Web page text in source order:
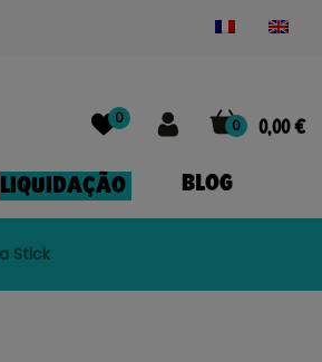
0 0,00 €
0
LIQUIDAÇÃO BLOG
Stick